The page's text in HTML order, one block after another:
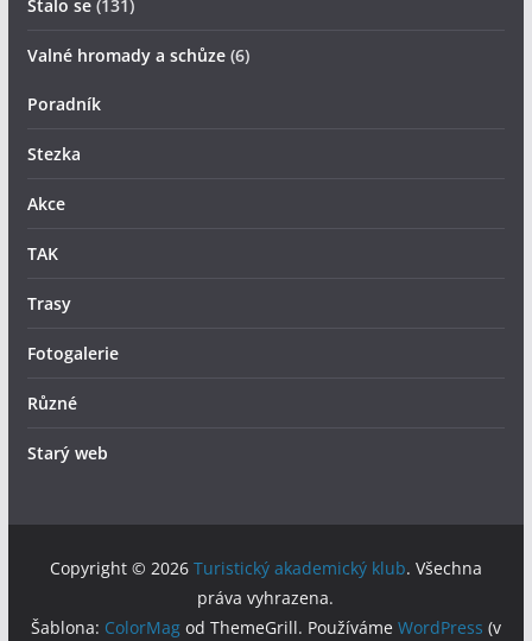
Stalo se(131)
Valné hromady a schůze(6)
Poradník
Stezka
Akce
TAK
Trasy
Fotogalerie
Různé
Starý web
Copyright © 2026 Turistický akademický klub. Všechna
práva vyhrazena.
Šablona: ColorMagod ThemeGrill. Používáme WordPress (v